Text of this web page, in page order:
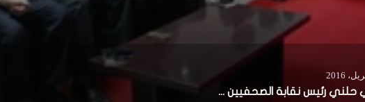
علي حلني رئيس نقابة الصحفيين يشارك في احتفالية اليوبيل الماسي بالقاهرة